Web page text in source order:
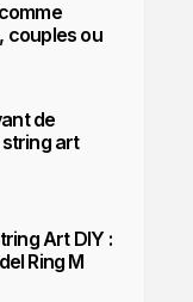
couples ou
de
art
Art DIY :
Ring M